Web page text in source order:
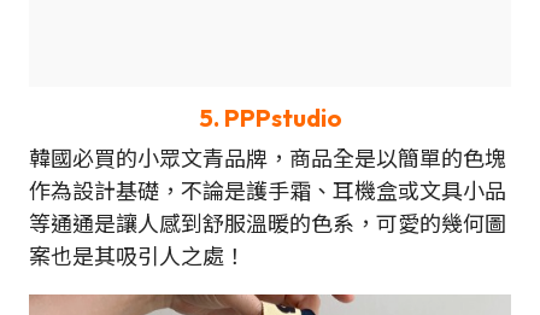
5. PPPstudio
韓國必買的小眾文青品牌，商品全是以簡單的色塊
作為設計基礎，不論是護手霜、耳機盒或文具小品
等通通是讓人感到舒服溫暖的色系，可愛的幾何圖
案也是其吸引人之處！